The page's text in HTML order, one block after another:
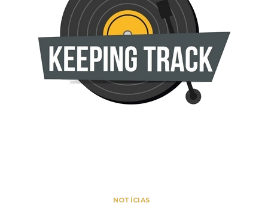
NOTÍCIAS